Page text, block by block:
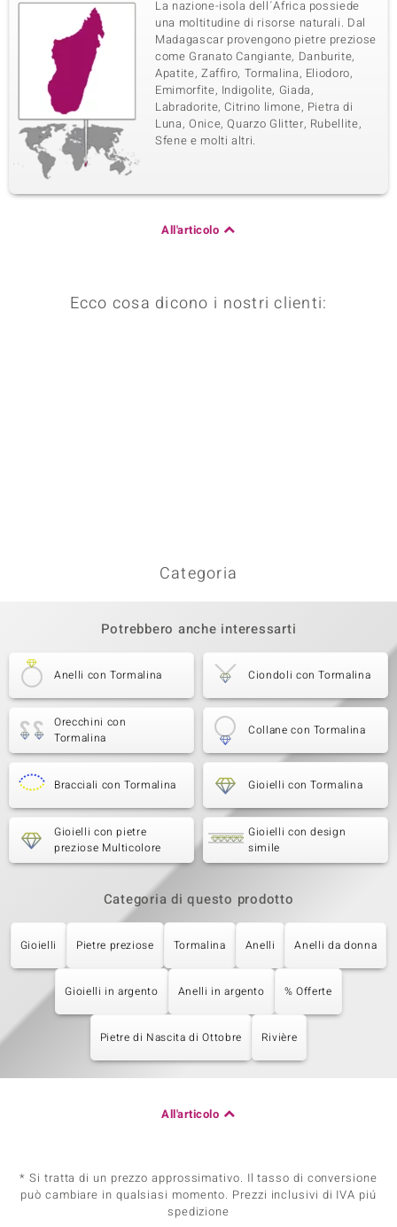
La nazione-isola dell´Africa possiede
una moltitudine di risorse naturali. Dal
Madagascar provengono pietre preziose
come Granato Cangiante, Danburite,
Apatite, Zaffiro, Tormalina, Eliodoro,
Emimorfite, Indigolite, Giada,
Labradorite, Citrino limone, Pietra di
Luna, Onice, Quarzo Glitter, Rubellite,
Sfene e molti altri.
All'articolo
Ecco cosa dicono i nostri clienti:
Categoria
Potrebbero anche interessarti
Anelli con Tormalina Ciondoli con Tormalina
Orecchini con
Tormalina
Collane con Tormalina
Bracciali con Tormalina Gioielli con Tormalina
Gioielli con pietre
preziose Multicolore
Gioielli con design
simile
Categoria di questo prodotto
Gioielli Pietre preziose Tormalina Anelli Anelli da donna
Gioielli in argento Anelli in argento % Offerte
Pietre di Nascita di Ottobre Rivière
All'articolo
* Si tratta di un prezzo approssimativo. Il tasso di conversione
può cambiare in qualsiasi momento. Prezzi inclusivi di IVA piú
spedizione